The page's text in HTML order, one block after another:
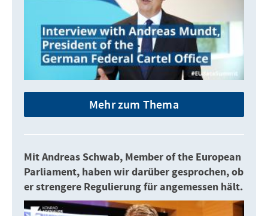
Mehr zum Thema
Mit Andreas Schwab, Member of the European
Parliament, haben wir darüber gesprochen, ob
er strengere Regulierung für angemessen hält.